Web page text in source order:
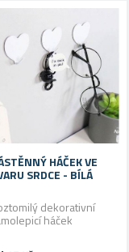
HÁČEK VE
SRDCE - BÍLÁ
dekorativní
háček